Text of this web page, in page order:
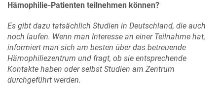
Hämophilie-Patienten teilnehmen können?
Es gibt dazu tatsächlich Studien in Deutschland, die auch
noch laufen. Wenn man Interesse an einer Teilnahme hat,
informiert man sich am besten über das betreuende
Hämophiliezentrum und fragt, ob sie entsprechende
Kontakte haben oder selbst Studien am Zentrum
durchgeführt werden.